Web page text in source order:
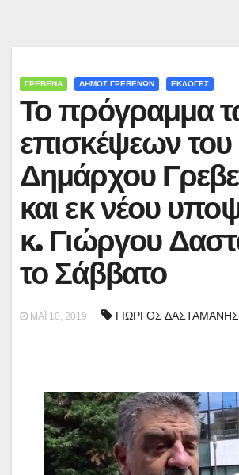
ΓΡΕΒΕΝΑ ΔΗΜΟΣ ΓΡΕΒΕΝΩΝ ΕΚΛΟΓΕΣ
Το πρόγραμμα
επισκέψεων του
Δημάρχου
και εκ νέου
κ. Γιώργου
το Σάββατο
ΜΆΙ 10, 2019 ΓΙΩΡΓΟΣ ΔΑΣΤΑΜΑΝΗΣ